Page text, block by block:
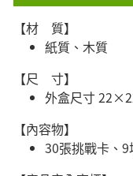
【材 質】
紙質、木質
【尺 寸】
外盒尺寸
【內容物】
30張挑戰卡、